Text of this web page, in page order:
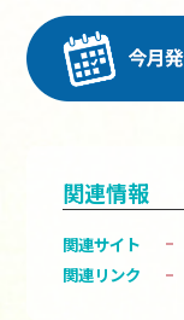
関連情報
関連サイト
関連リンク